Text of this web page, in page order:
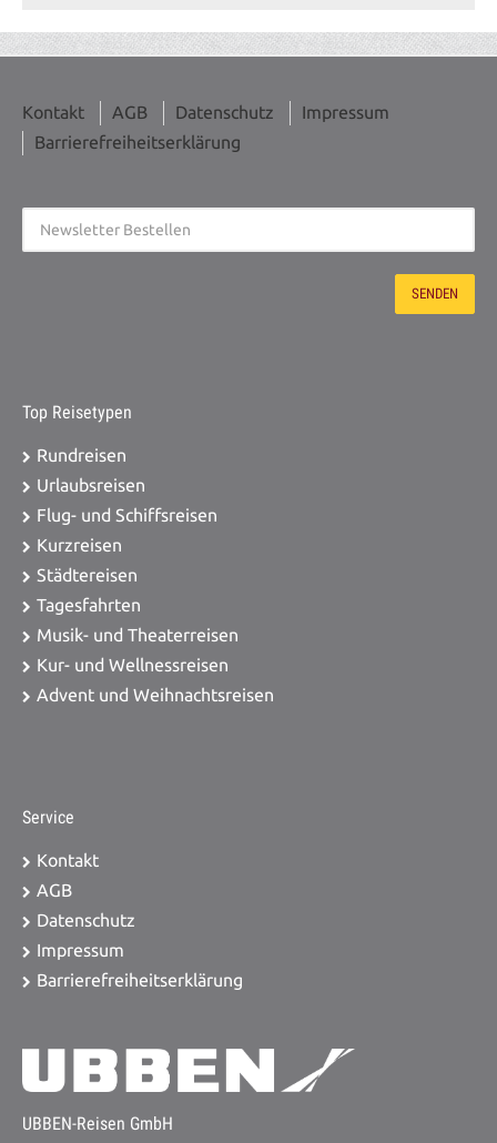
Kontakt AGB Datenschutz
Impressum
Barrierefreiheitserklärung
Top Reisetypen
Rundreisen
Urlaubsreisen
Flug- und Schiffsreisen
Kurzreisen
Städtereisen
Tagesfahrten
Musik- und Theaterreisen
Kur- und Wellnessreisen
Advent und Weihnachtsreisen
Service
Kontakt
AGB
Datenschutz
Impressum
Barrierefreiheitserklärung
UBBEN-Reisen GmbH